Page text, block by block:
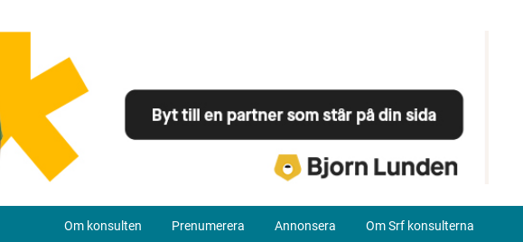
Om konsulten Prenumerera Annonsera Om Srf konsulterna